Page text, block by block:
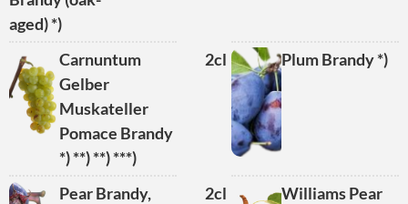
aged) *)
Carnuntum
Gelber
Muskateller
Pomace Brandy
*) **) **) ***)
2cl Plum Brandy *)
Pear Brandy,
2cl
Williams Pear